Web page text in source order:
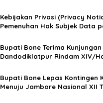
a
Kebijakan Privasi (Privacy
Pemenuhan Hak Subjek Data
Bupati Bone Terima
Dandodiklatpur Rindam XIV/
Bupati Bone Lepas Kontingen
Menuju Jambore Nasional XII